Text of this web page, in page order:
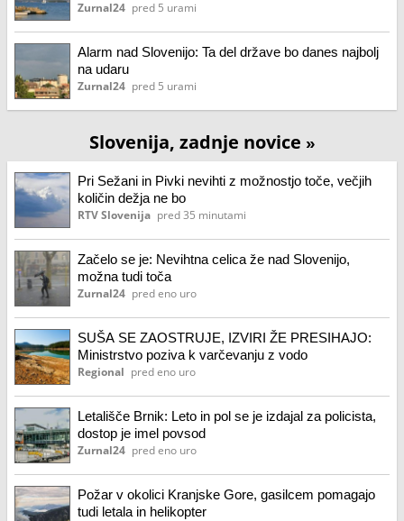
Zurnal24 pred 5 urami
Alarm nad Slovenijo: Ta del države bo danes najbolj
na udaru
Zurnal24 pred 5 urami
Slovenija, zadnje novice »
Pri Sežani in Pivki nevihti z možnostjo toče, večjih
količin dežja ne bo
RTV Slovenija pred 35 minutami
Začelo se je: Nevihtna celica že nad Slovenijo,
možna tudi toča
Zurnal24 pred eno uro
SUŠA SE ZAOSTRUJE, IZVIRI ŽE PRESIHAJO:
Ministrstvo poziva k varčevanju z vodo
Regional pred eno uro
Letališče Brnik: Leto in pol se je izdajal za policista,
dostop je imel povsod
Zurnal24 pred eno uro
Požar v okolici Kranjske Gore, gasilcem pomagajo
tudi letala in helikopter